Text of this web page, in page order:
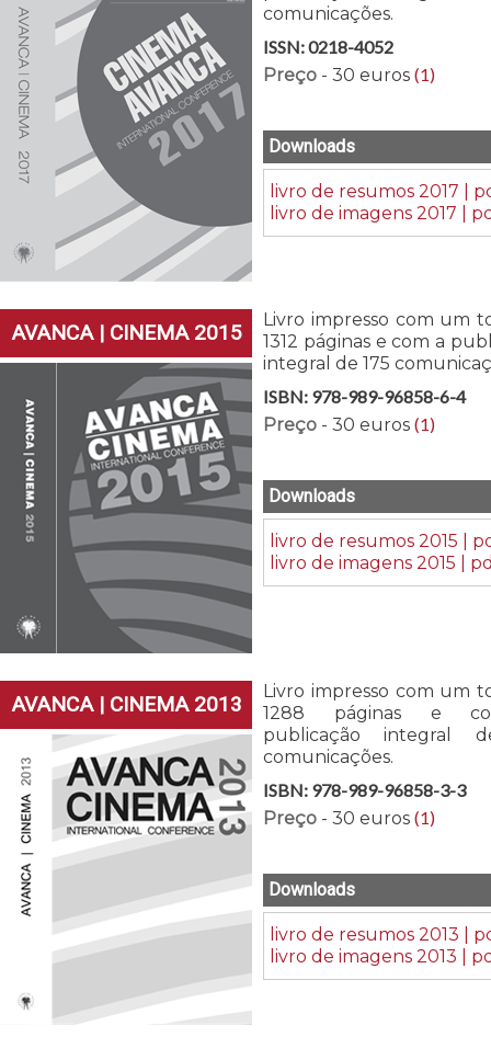
comunicações.
ISSN: 0218-4052
Preço - 30 euros (1)
Downloads
livro de resumos 2017 |
livro de imagens 2017 |
AVANCA | CINEMA 2015
Livro impresso com um
1312 páginas e com a
integral de 175
ISBN: 978-989-96858-6-4
Preço - 30 euros (1)
Downloads
livro de resumos 2015 |
livro de imagens 2015 |
AVANCA | CINEMA 2013
Livro impresso com um
1288 páginas e
publicação integral
comunicações.
ISBN: 978-989-96858-3-3
Preço - 30 euros (1)
Downloads
livro de resumos 2013 |
livro de imagens 2013 |